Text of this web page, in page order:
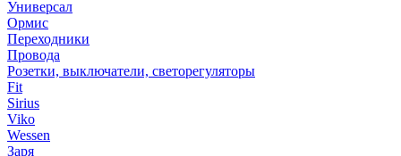
Универсал
Ормис
Переходники
Провода
Розетки, выключатели, светорегуляторы
Fit
Sirius
Viko
Wessen
Заря